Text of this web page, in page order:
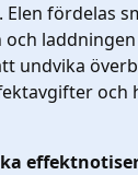
Elen fördelas
undvika
och